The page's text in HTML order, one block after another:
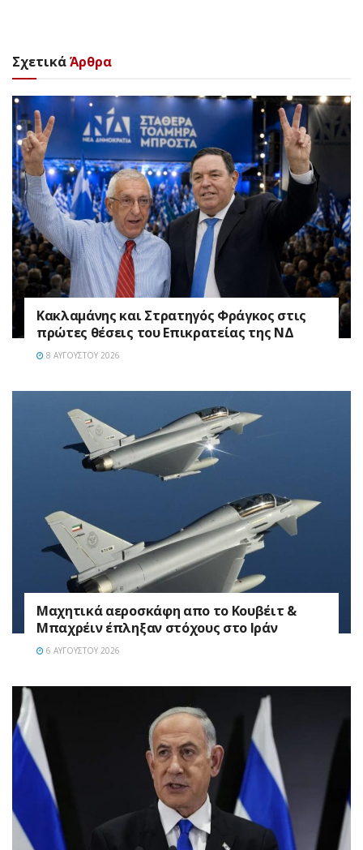
ΣχετικάΆρθρα
Κακλαμάνης και Στρατηγός Φράγκος στις
πρώτες θέσεις του Επικρατείας της ΝΔ
8 ΑΥΓΟΎΣΤΟΥ 2026
Mαχητικά αεροσκάφη απο το Κουβέιτ &
Μπαχρέιν έπληξαν στόχους στο Ιράν
6 ΑΥΓΟΎΣΤΟΥ 2026